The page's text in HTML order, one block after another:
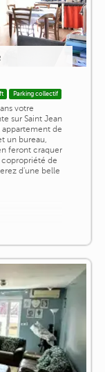
Parking collectif
votre
sur Saint Jean
appartement de
un bureau,
feront craquer
copropriété de
d'une belle